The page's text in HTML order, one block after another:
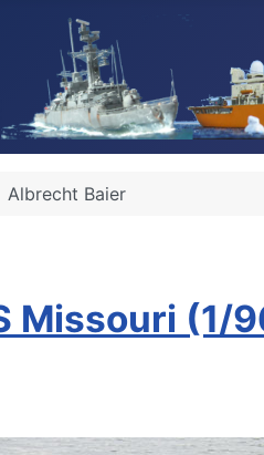
Albrecht Baier
Missouri (1/